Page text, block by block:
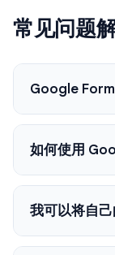
常见问题
Google
如何使用
我可以将自